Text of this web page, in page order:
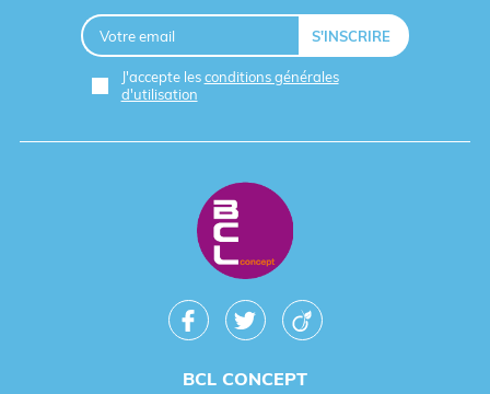
J'accepte lesconditions générales
d'utilisation
BCL CONCEPT